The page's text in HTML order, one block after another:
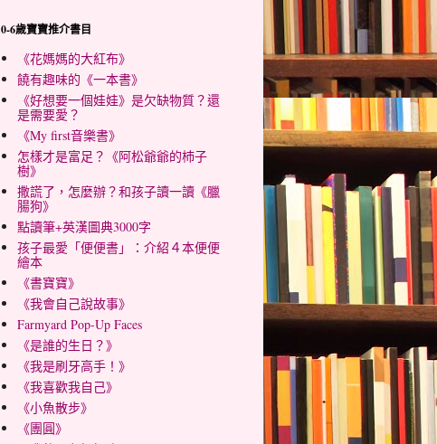
0-6歲寶寶推介書目
《花媽媽的大紅布》
饒有趣味的《一本書》
《好想要一個娃娃》是欠缺物質？還
是需要愛？
《My first音樂書》
怎樣才是富足？《阿松爺爺的杮子
樹》
撒謊了，怎麼辦？和孩子讀一讀《臘
腸狗》
點讀筆+英漢圖典3000字
孩子最愛「便便書」：介紹４本便便
繪本
《書寶寶》
《我會自己說故事》
Farmyard Pop-Up Faces
《是誰的生日？》
《我是刷牙高手！》
《我喜歡我自己》
《小魚散步》
《團圓》